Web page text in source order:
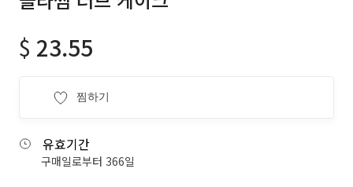
$ 23.55
찜하기
유효기간
구매일로부터 366일